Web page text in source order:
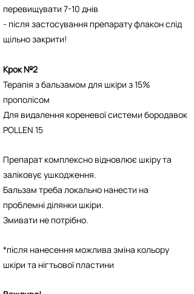
перевищувати 7-10 днів
- після застосування препарату флакон слід
щільно закрити!
Крок №2
Терапія з бальзамом для шкіри з 15%
прополісом
Для видалення кореневої системи бородавок
POLLEN 15
Препарат комплексно відновлює шкіру та
заліковує ушкодження.
Бальзам треба локально нанести на
проблемні ділянки шкіри.
Змивати не потрібно.
*після нанесення можлива зміна кольору
шкіри та нігтьової пластини